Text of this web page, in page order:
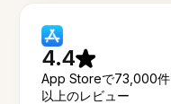
4.4
App Storeで73,000件
以上のレビュー